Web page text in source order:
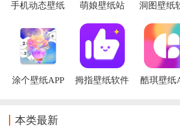
手机动态壁纸
萌娘壁纸站 洞图壁纸
涂个壁纸APP 拇指壁纸软件 酷琪壁纸
本类最新